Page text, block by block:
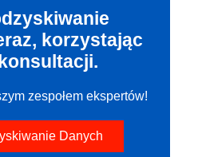
korzystając
zespołem ekspertów!
Danych